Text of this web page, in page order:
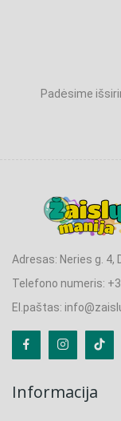
Padėsime
Adresas: Neries g. 4,
Telefono numeris:
El.paštas:
Informacija